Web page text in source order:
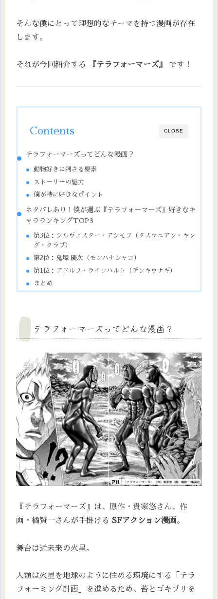
そんな僕にとって理想的なテーマを持つ漫画が存在
します。
それが今回紹介する 『テラフォーマーズ』 です！
CLOSE
Contents
テラフォーマーズってどんな漫画？
動物好きに刺さる要素
ストーリーの魅力
僕が特に好きなポイント
ネタバレあり！僕が選ぶ『テラフォーマーズ』好きなキ
ャラランキングTOP3
第3位：シルヴェスター・アシモフ（タスマニアン・キン
グ・クラブ）
第2位：鬼塚 慶次（モンハナシャコ）
第1位：アドルフ・ラインハルト（デンキウナギ）
まとめ
テラフォーマーズってどんな漫画？
『テラフォーマーズ』は、原作・貴家悠さん、作
画・橘賢一さんが手掛ける SFアクション漫画。
舞台は近未来の火星。
人類は火星を地球のように住める環境にする「テラ
フォーミング計画」を進めるため、苔とゴキブリを